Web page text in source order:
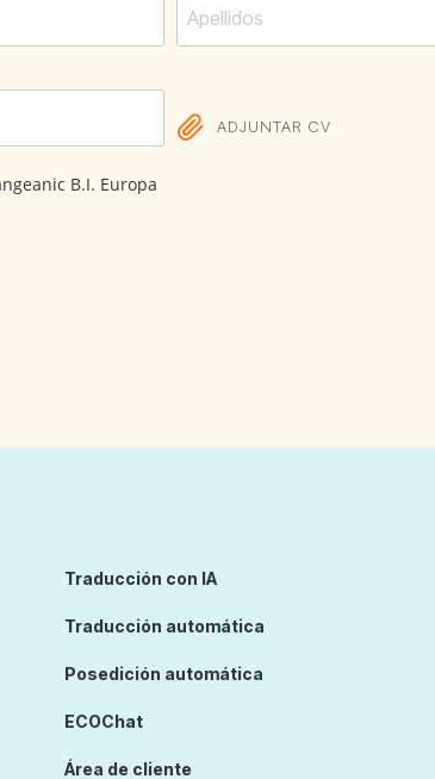
ADJUNTAR CV
B.I. Europa
Traducción con IA
Traducción automática
Posedición automática
ECOChat
Área de cliente